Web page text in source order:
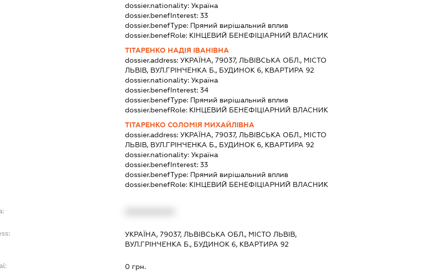
dossier.nationality: Україна
dossier.benefInterest: 33
dossier.benefType: Прямий вирішальний вплив
dossier.benefRole: КІНЦЕВИЙ БЕНЕФІЦІАРНИЙ ВЛАСНИК
ТІТАРЕНКО НАДІЯ ІВАНІВНА
dossier.address: УКРАЇНА, 79037, ЛЬВІВСЬКА ОБЛ., МІСТО
ЛЬВІВ, ВУЛ.ГРІНЧЕНКА Б., БУДИНОК 6, КВАРТИРА 92
dossier.nationality: Україна
dossier.benefInterest: 34
dossier.benefType: Прямий вирішальний вплив
dossier.benefRole: КІНЦЕВИЙ БЕНЕФІЦІАРНИЙ ВЛАСНИК
ТІТАРЕНКО СОЛОМІЯ МИХАЙЛІВНА
dossier.address: УКРАЇНА, 79037, ЛЬВІВСЬКА ОБЛ., МІСТО
ЛЬВІВ, ВУЛ.ГРІНЧЕНКА Б., БУДИНОК 6, КВАРТИРА 92
dossier.nationality: Україна
dossier.benefInterest: 33
dossier.benefType: Прямий вирішальний вплив
dossier.benefRole: КІНЦЕВИЙ БЕНЕФІЦІАРНИЙ ВЛАСНИК
УКРАЇНА, 79037, ЛЬВІВСЬКА ОБЛ., МІСТО ЛЬВІВ,
ВУЛ.ГРІНЧЕНКА Б., БУДИНОК 6, КВАРТИРА 92
0 грн.